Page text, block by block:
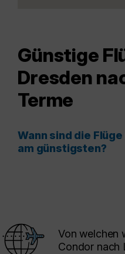
Günstige
Dresden
Terme
Wann sind die
am günstigsten?
Von welchen
Condor nach